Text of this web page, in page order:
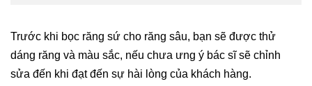
Trước khi bọc răng sứ cho răng sâu, bạn sẽ được thử
dáng răng và màu sắc, nếu chưa ưng ý bác sĩ sẽ chỉnh
sửa đến khi đạt đến sự hài lòng của khách hàng.